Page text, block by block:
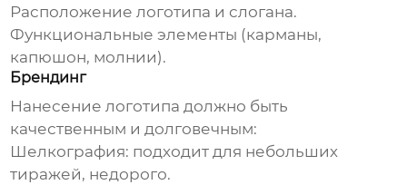
Расположение логотипа и слогана.
Функциональные элементы (карманы,
капюшон, молнии).
Брендинг
Нанесение логотипа должно быть
качественным и долговечным:
Шелкография: подходит для небольших
тиражей, недорого.